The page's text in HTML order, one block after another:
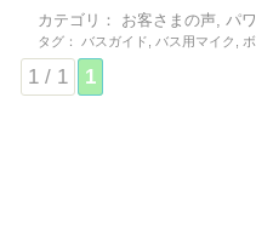
カテゴリ： お客さまの声,パ
タグ： バスガイド バス用マイク
1 / 1 1